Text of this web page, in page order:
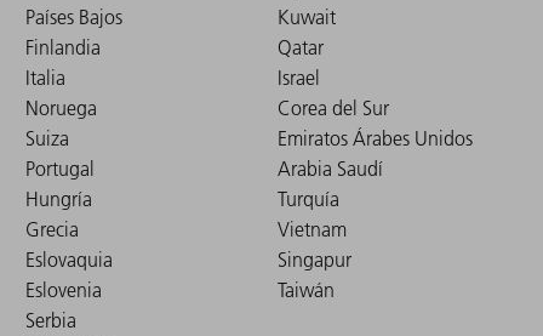
Países Bajos
Finlandia
Italia
Noruega
Suiza
Portugal
Hungría
Grecia
Eslovaquia
Eslovenia
Serbia
Kuwait
Qatar
Israel
Corea del Sur
Emiratos Árabes Unidos
Arabia Saudí
Turquía
Vietnam
Singapur
Taiwán